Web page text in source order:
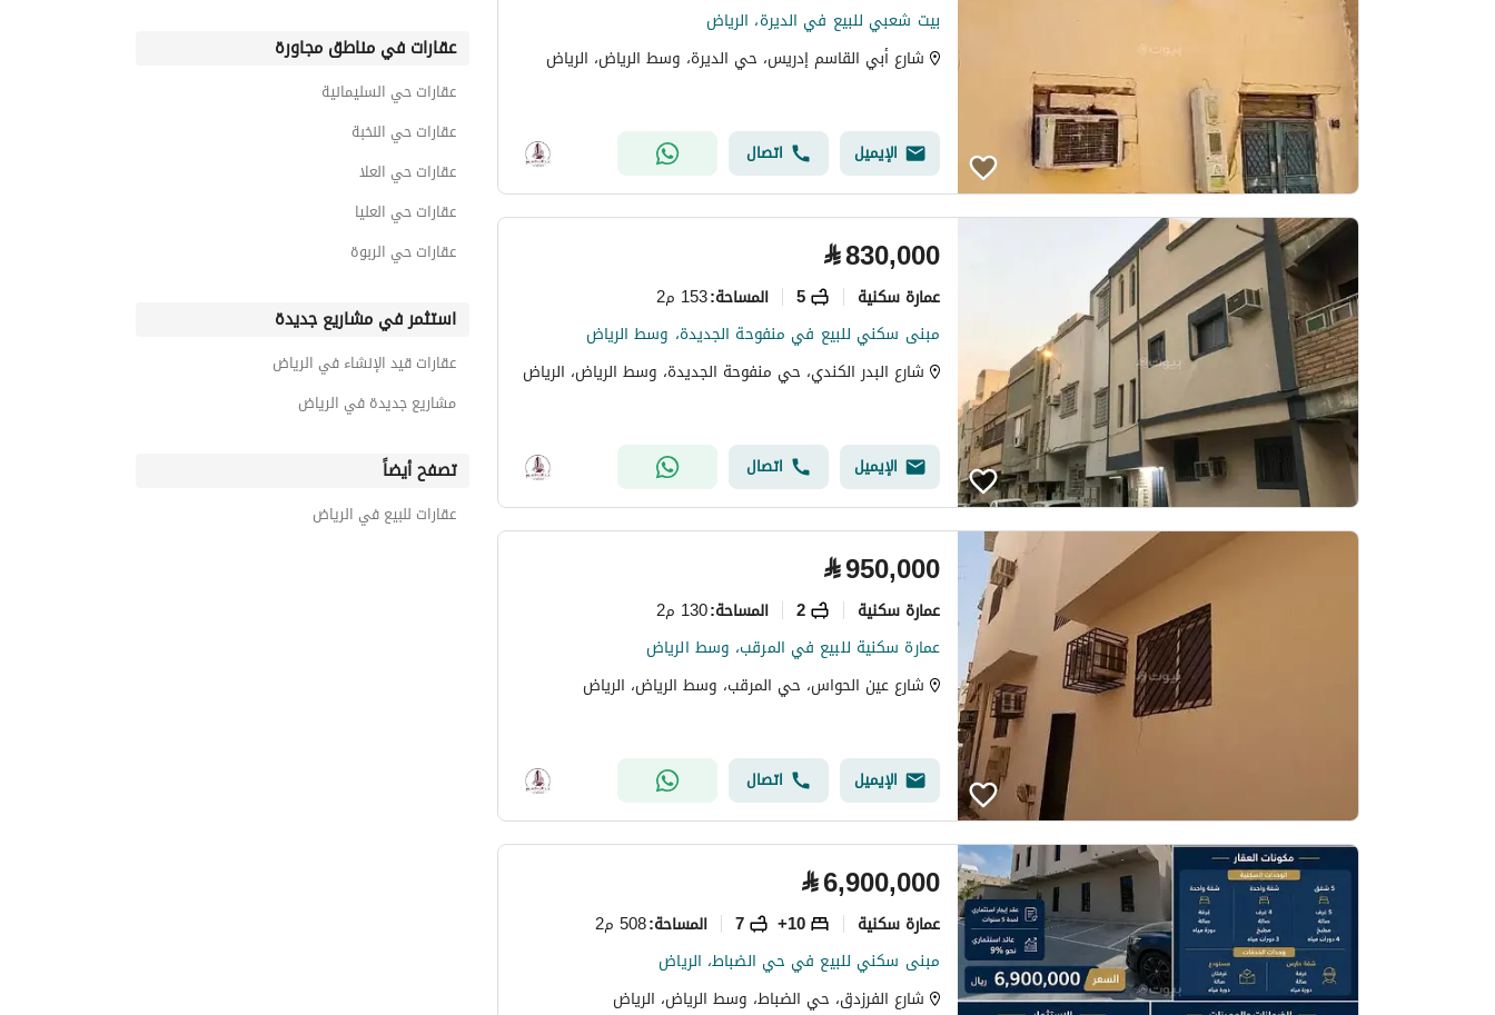
بيت شعبي للبيع في الديرة، الرياض
شارع أبي القاسم إدريس، حي الديرة، وسط الرياض، الرياض
الإيميل اتصال
⃁830,000
عمارة سكنية 5 المساحة:153 م2
مبنى سكني للبيع في منفوحة الجديدة، وسط الرياض
شارع البدر الكندي، حي منفوحة الجديدة، وسط الرياض، الرياض
الإيميل اتصال
⃁950,000
عمارة سكنية 2 المساحة:130 م2
عمارة سكنية للبيع في المرقب، وسط الرياض
شارع عين الحواس، حي المرقب، وسط الرياض، الرياض
الإيميل اتصال
⃁6,900,000
عمارة سكنية 10+
7 المساحة:508 م2
مبنى سكني للبيع في حي الضباط، الرياض
شارع الفرزدق، حي الضباط، وسط الرياض، الرياض
عقارات في مناطق مجاورة
عقارات حي السليمانية
عقارات حي النخبة
عقارات حي العلا
عقارات حي العليا
عقارات حي الربوة
استثمر في مشاريع جديدة
عقارات قيد الإنشاء في الرياض
مشاريع جديدة في الرياض
تصفح أيضاً
عقارات للبيع في الرياض